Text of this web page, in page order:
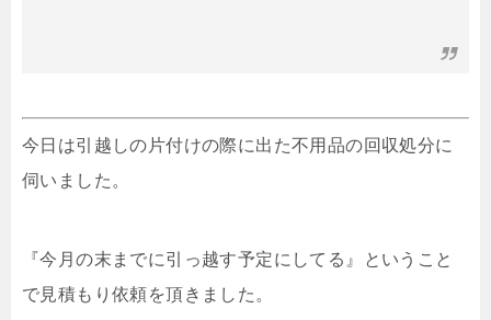
今日は引越しの片付けの際に出た不用品の回収処分に
伺いました。
『今月の末までに引っ越す予定にしてる』ということ
で見積もり依頼を頂きました。